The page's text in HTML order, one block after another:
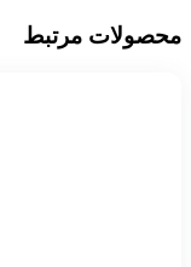
محصولات مرتبط